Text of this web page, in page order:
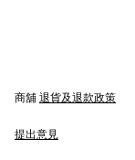
商舖 退貨及退款政策
提出意見